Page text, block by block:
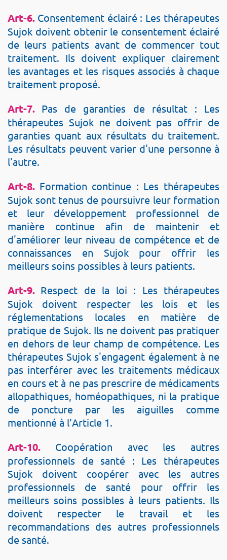
Art-6. Consentement éclairé : Les thérapeutes
Sujok doivent obtenir le consentement éclairé
de leurs patients avant de commencer tout
traitement. Ils doivent expliquer clairement
les avantages et les risques associés à chaque
traitement proposé.
Art-7. Pas de garanties de résultat : Les
thérapeutes Sujok ne doivent pas offrir de
garanties quant aux résultats du traitement.
Les résultats peuvent varier d'une personne à
l'autre.
Art-8. Formation continue : Les thérapeutes
Sujok sont tenus de poursuivre leur formation
et leur développement professionnel de
manière continue afin de maintenir et
d'améliorer leur niveau de compétence et de
connaissances en Sujok pour offrir les
meilleurs soins possibles à leurs patients.
Art-9. Respect de la loi : Les thérapeutes
Sujok doivent respecter les lois et les
réglementations locales en matière de
pratique de Sujok. Ils ne doivent pas pratiquer
en dehors de leur champ de compétence. Les
thérapeutes Sujok s'engagent également à ne
pas interférer avec les traitements médicaux
en cours et à ne pas prescrire de médicaments
allopathiques, homéopathiques, ni la pratique
de poncture par les aiguilles comme
mentionné à l’Article 1.
Art-10.
Coopération avec les autres
professionnels de santé : Les thérapeutes
Sujok doivent coopérer avec les autres
professionnels de santé pour offrir les
meilleurs soins possibles à leurs patients. Ils
doivent respecter le travail et les
recommandations des autres professionnels
de santé.